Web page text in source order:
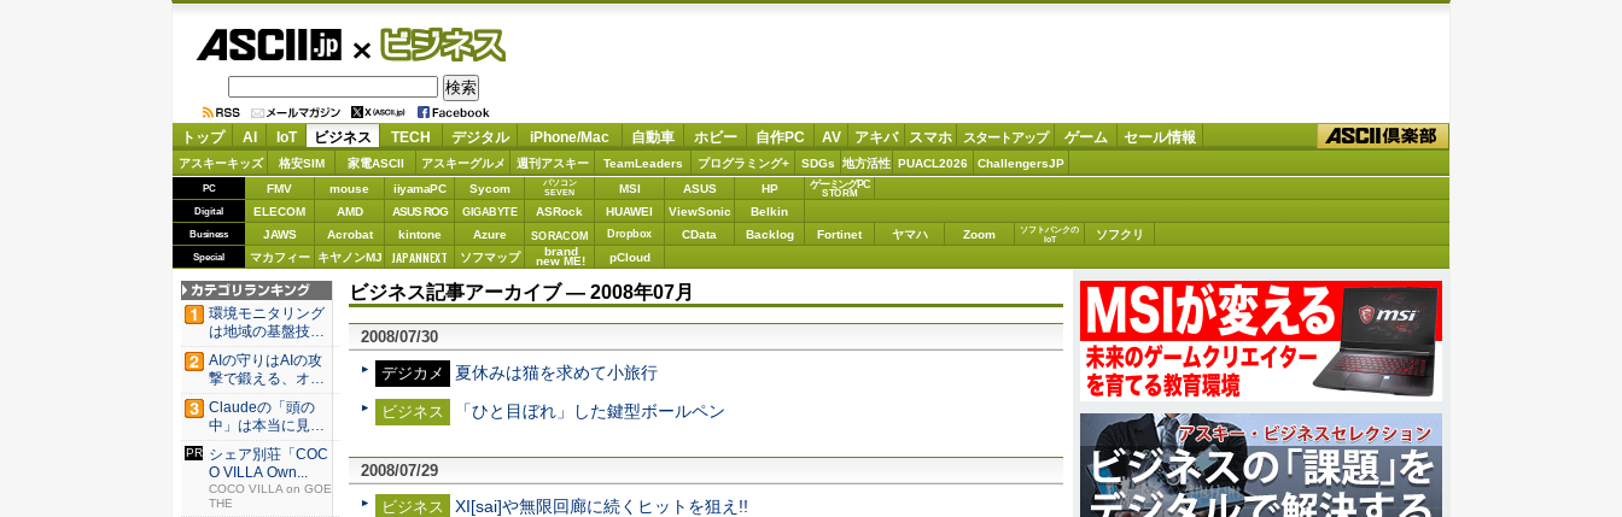
ビジネス
トップ AI IoT ビジネス TECH デジタル iPhone/Mac 自動車 ホビー 自作PC AV アキバ スマホ スタートアップ ゲーム セール情報
アスキーキッズ 格安SIM 家電ASCII アスキーグルメ 週刊アスキー TeamLeaders プログラミング+ SDGs 地方活性 PUACL2026 ChallengersJP
PC FMV mouse iiyamaPC Sycom
パソコン
SEVEN
MSI ASUS HP ゲーミングPC
STORM
Digital ELECOM AMD ASUS ROG GIGABYTE ASRock HUAWEI ViewSonic Belkin
Business JAWS Acrobat kintone Azure SORACOM Dropbox CData Backlog Fortinet ヤマハ Zoom
ソフトバンクの
IoT
ソフクリ
Special マカフィー キヤノンMJ JAPANNEXT ソフマップ brand
new ME! pCloud
ビジネス記事アーカイブ ― 2008年07月
2008/07/30
デジカメ
夏休みは猫を求めて小旅行
ビジネス 「ひと目ぼれ」した鍵型ボールペン
2008/07/29
ビジネス
XI[sai]や無限回廊に続くヒットを狙え!!
環境モニタリング
は地域の基盤技術
へ 村上...
AIの守りはAIの攻
撃で鍛える、オー
プン...
Claudeの「頭の
中」は本当に見え
たの...
シェア別荘「COC
O VILLA Own...
COCO VILLA on GOE
THE